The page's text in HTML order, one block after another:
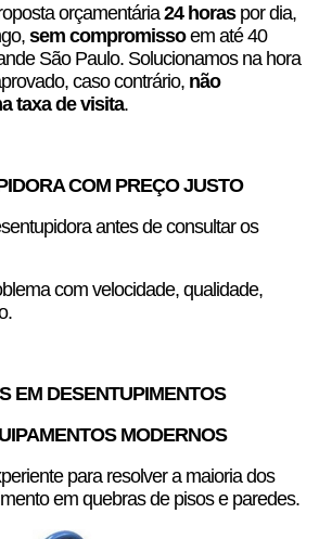
orçamentária24 horaspor dia,
sem compromissoem até 40
São Paulo. Solucionamos na hora
caso contrário, não
taxa de visita.
COM PREÇO JUSTO
antes de consultar os
com velocidade, qualidade,
EM DESENTUPIMENTOS
MODERNOS
para resolver a maioria dos
em quebras de pisos e paredes.